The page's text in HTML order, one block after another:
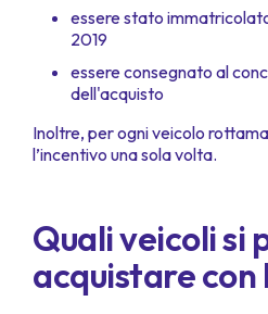
essere stato
2019
essere consegnato al
dell'acquisto
Inoltre, per ogni veicolo
l’incentivo una sola volta.
Quali veicoli si
acquistare con